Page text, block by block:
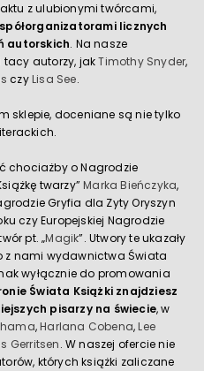
z ulubionymi twórcami,
licznych
autorskich. Na nasze
tacy autorzy, jakTimothy Snyder,
czyLisa See.
sklepie, doceniane są nie tylko
chociażby o Nagrodzie
twarzy”Marka Bieńczyka,
Gryfia dla Zyty Oryszyn
czy Europejskiej Nagrodzie
pt. „Magik”. Utwory te ukazały
z nami wydawnictwa Świata
wyłącznie do promowania
Świata Książki znajdziesz
pisarzy na świecie, w
,Harlana Cobena,Lee
Gerritsen. W naszej ofercie nie
których książki zaliczane